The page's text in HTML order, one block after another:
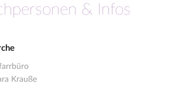
& Infos
Krauße